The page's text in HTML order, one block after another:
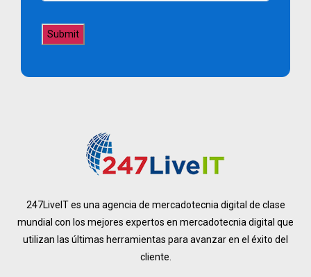
247LiveIT es una agencia de mercadotecnia digital de clase
mundial con los mejores expertos en mercadotecnia digital que
utilizan las últimas herramientas para avanzar en el éxito del
cliente.